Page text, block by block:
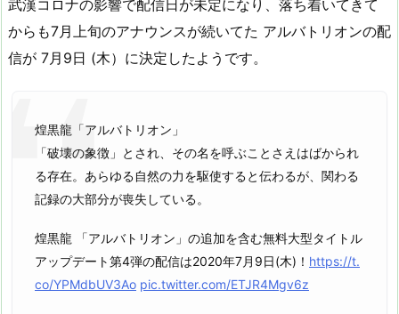
武漢コロナの影響で配信日が未定になり、落ち着いてきて
からも7月上旬のアナウンスが続いてた アルバトリオンの配
信が 7月9日 (木）に決定したようです。
煌黒龍「アルバトリオン」
「破壊の象徴」とされ、その名を呼ぶことさえはばかられ
る存在。あらゆる自然の力を駆使すると伝わるが、関わる
記録の大部分が喪失している。
煌黒龍 「アルバトリオン」の追加を含む無料大型タイトル
アップデート第4弾の配信は2020年7月9日(木)！ https://t.
co/YPMdbUV3Ao pic.twitter.com/ETJR4Mgv6z